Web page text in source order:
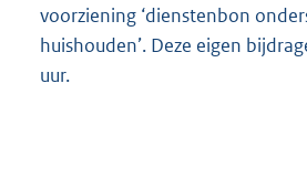
voorziening ‘dienstenbon
huishouden’. Deze eigen
uur.